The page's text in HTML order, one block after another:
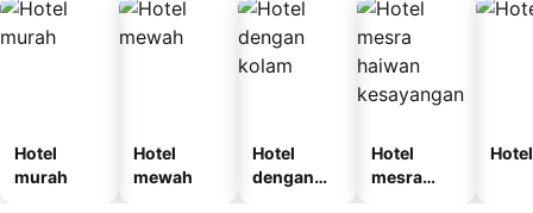
Hotel
murah
Hotel
mewah
Hotel
dengan
Hotel
mesra